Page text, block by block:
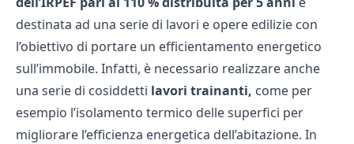
destinata ad una serie di lavori e opere edilizie con
l’obiettivo di portare un efficientamento energetico
sull’immobile. Infatti, è necessario realizzare anche
una serie di cosiddetti lavori trainanti, come per
esempio l’isolamento termico delle superfici per
migliorare l’efficienza energetica dell’abitazione. In